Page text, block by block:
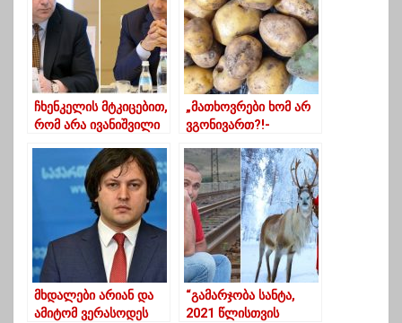
ჩატარდეს – Ipsos
ჩხენკელის მტკიცებით,
რომ არა ივანიშვილი
უნივერსიტეტის
“რანგის”
სასწავლებელი ვერ
იარსებებდა
„მათხოვრები ხომ არ
ვგონივართ?!-
ბაღში გაფუჭებული
კარტოფილი
დაარიგეს
მხდალები არიან და
ამიტომ ვერასოდეს
“გამარჯობა სანტა,
2021 წლისთვის